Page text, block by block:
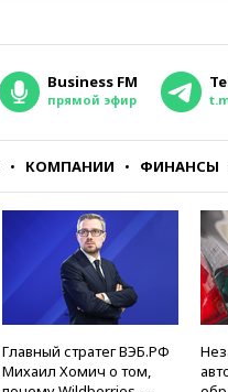
Business FM
прямой эфир
КОМПАНИИ ФИНАНСЫ
Главный стратег ВЭБ.РФ
Михаил Хомич о том,